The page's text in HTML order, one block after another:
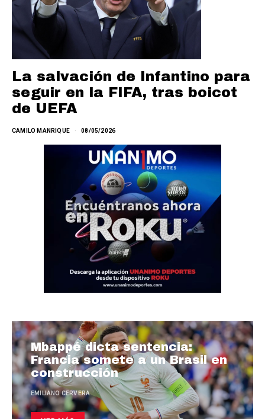
La salvación de Infantino para
seguir en la FIFA, tras boicot
de UEFA
CAMILO MANRIQUE 08/05/2026
Mbappé dicta sentencia:
Francia somete a un Brasil en
construcción
EMILIANO CERVERA